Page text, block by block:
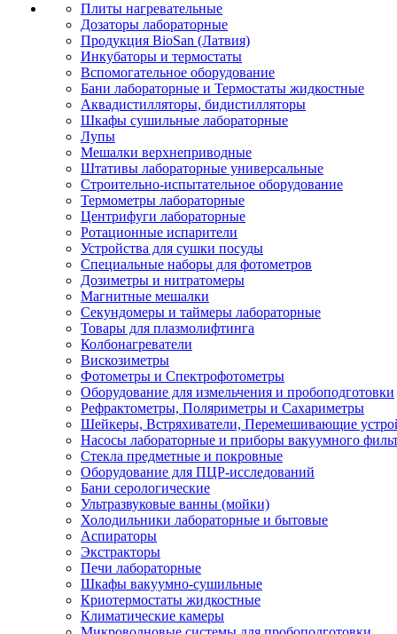
Плиты нагревательные
Дозаторы лабораторные
Продукция BioSan (Латвия)
Инкубаторы и термостаты
Вспомогательное оборудование
Бани лабораторные и Термостаты жидкостные
Аквадистилляторы, бидистилляторы
Шкафы сушильные лабораторные
Лупы
Мешалки верхнеприводные
Штативы лабораторные универсальные
Строительно-испытательное оборудование
Термометры лабораторные
Центрифуги лабораторные
Ротационные испарители
Устройства для сушки посуды
Специальные наборы для фотометров
Дозиметры и нитратомеры
Магнитные мешалки
Секундомеры и таймеры лабораторные
Товары для плазмолифтинга
Колбонагреватели
Вискозиметры
Фотометры и Спектрофотометры
Оборудование для измельчения и пробоподготовки
Рефрактометры, Поляриметры и Сахариметры
Шейкеры, Встряхиватели, Перемешивающие
Насосы лабораторные и приборы вакуумного
Стекла предметные и покровные
Оборудование для ПЦР-исследований
Бани серологические
Ультразвуковые ванны (мойки)
Холодильники лабораторные и бытовые
Аспираторы
Экстракторы
Печи лабораторные
Шкафы вакуумно-сушильные
Криотермостаты жидкостные
Климатические камеры